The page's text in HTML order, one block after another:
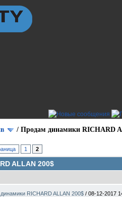
/ Продам динамики RICHARD
1 2
ALLAN 200$
RICHARD ALLAN 200$ / 08-12-2017